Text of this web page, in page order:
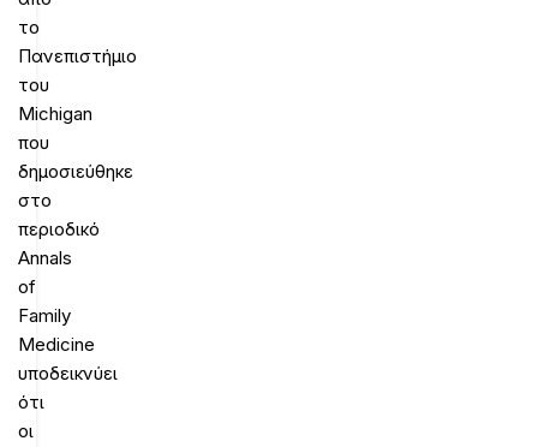
το
Πανεπιστήμιο
του
Michigan
που
δημοσιεύθηκε
στο
περιοδικό
Annals
of
Family
Medicine
υποδεικνύει
ότι
οι